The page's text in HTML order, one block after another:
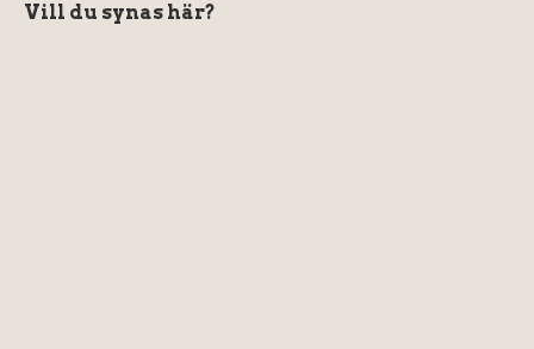
Vill du synas här?